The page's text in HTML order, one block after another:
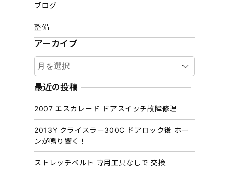
ブログ
整備
アーカイブ
ア
ー
カ
ブ
最近の投稿
2007 エスカレード ドアスイッチ故障修理
2013Y クライスラー300C ドアロック後 ホー
ンが鳴り響く！
ストレッチベルト 専用工具なしで 交換